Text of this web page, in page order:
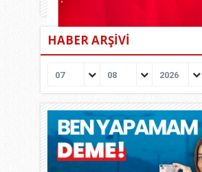
HABER ARŞİVİ
07 08 2026